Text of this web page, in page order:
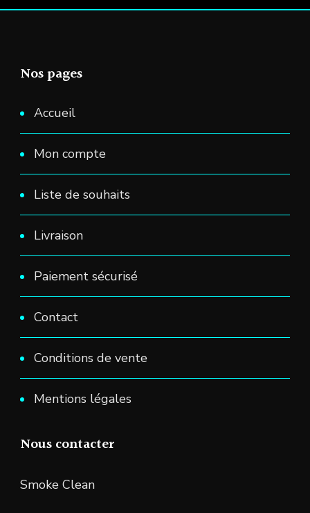
Nos pages
Accueil
Mon compte
Liste de souhaits
Livraison
Paiement sécurisé
Contact
Conditions de vente
Mentions légales
Nous contacter
Smoke Clean